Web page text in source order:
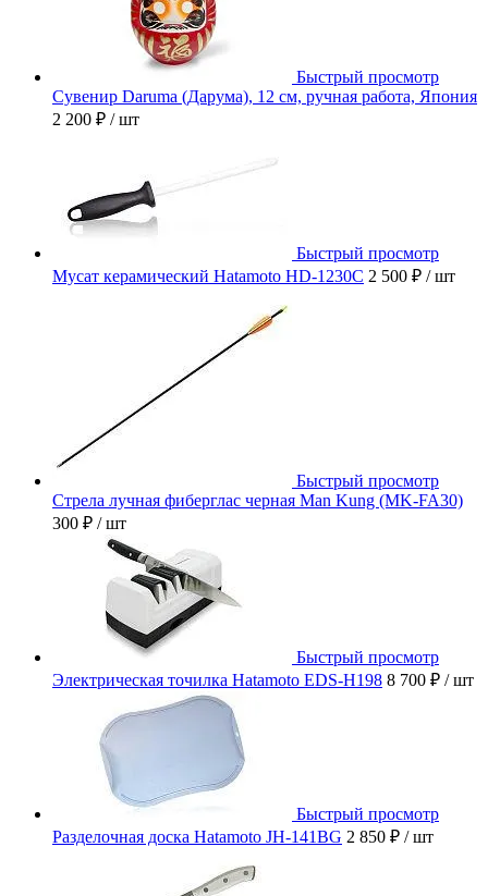
Быстрый просмотр
Сувенир Daruma (Дарума), 12 см, ручная работа, Япония
2 200 ₽ / шт
Быстрый просмотр
Мусат керамический Hatamoto HD-1230C 2 500 ₽ / шт
Быстрый просмотр
Стрела лучная фиберглас черная Man Kung (MK-FA30)
300 ₽ / шт
Быстрый просмотр
Электрическая точилка Hatamoto EDS-H198 8 700 ₽ / шт
Быстрый просмотр
Разделочная доска Hatamoto JH-141BG 2 850 ₽ / шт